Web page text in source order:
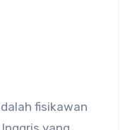
fisikawan